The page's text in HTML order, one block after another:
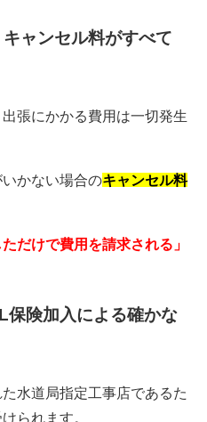
ャンセル料がすべて
張にかかる費用は一切発生
かない場合のキャンセル料
だけで費用を請求される」
保険加入による確かな
水道局指定工事店であるた
られます。